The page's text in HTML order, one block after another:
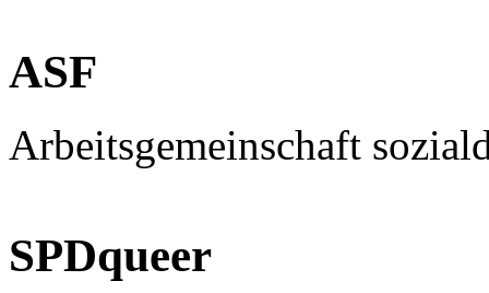
ASF
Arbeitsgemeinschaft
SPDqueer